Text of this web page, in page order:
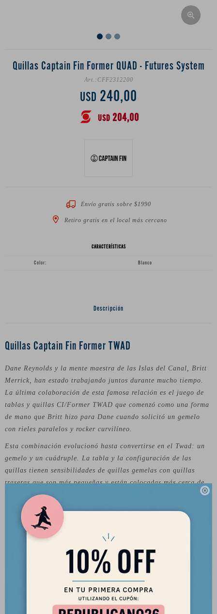

Quillas Captain Fin Former QUAD - Futures System
CFF2312200
USD 240,00
USD 204,00
Envío gratis sobre $1990
Retiro gratis en el local más cercano
CARACTERÍSTICAS
Color Blanco
Descripción
Quillas Captain Fin Former TWAD
Dane Reynolds y la mente maestra de las Islas del Canal, Britt
Merrick, han estado trabajando juntos durante mucho tiempo.
La última colaboración de esta famosa relación es el juego de
tablas y quillas CI/Former TWAD que comenzó como una forma
de mano que Britt hizo para Dane cuando solicitó un gemelo
con rieles paralelos y rocker curvilíneo.
Esta combinación evolucionó hasta convertirse en el Twad: un
gemelo y un cuádruple. La tabla y la configuración de las
quillas tienen sensibilidades de quillas gemelas con quillas
traseras que son más pequeñas y están colocadas más cerca de
las gemelas que los quads normales. Esto crea una tabla que se
siente excepcionalmente suelta pero sólida. Luego, Dane y Britt
diseñaron y cortaron a mano las plantillas para cada quilla y el
resultado es este increíble conjunto creado para un lanzamiento
- Este gemelo/cuádruple se siente excepcionalmente suelto pero
- Diseñado para TWAD de Dane y funcionará en cualquier
configuración de quad.